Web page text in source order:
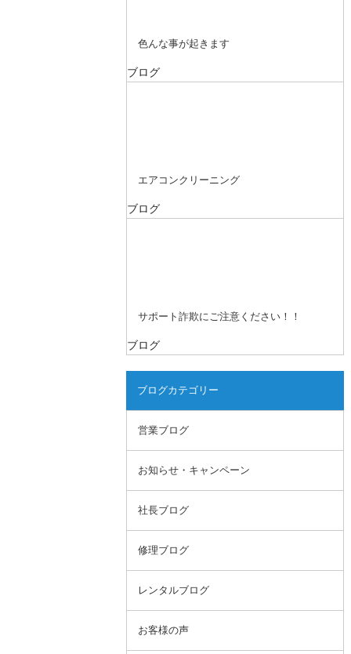
色んな事が起きます
ブログ
エアコンクリーニング
ブログ
サポート詐欺にご注意ください！！
ブログ
ブログカテゴリー
営業ブログ
お知らせ・キャンペーン
社長ブログ
修理ブログ
レンタルブログ
お客様の声